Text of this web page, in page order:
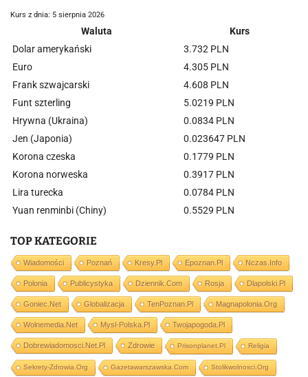
Kurs z dnia: 5 sierpnia 2026
Waluta
Kurs
Dolar amerykański
3.732 PLN
Euro
4.305 PLN
Frank szwajcarski
4.608 PLN
Funt szterling
5.0219 PLN
Hrywna (Ukraina)
0.0834 PLN
Jen (Japonia)
0.023647 PLN
Korona czeska
0.1779 PLN
Korona norweska
0.3917 PLN
Lira turecka
0.0784 PLN
Yuan renminbi (Chiny)
0.5529 PLN
TOP KATEGORIE
Wiadomości Poznań Kresy.pl Epoznan.pl Nczas.info
Polonia Publicystyka Dziennik.com Rosja Dlapolski.pl
Goniec.net Globalizacja TenPoznan.pl Magnapolonia.org
Wolnemedia.net Mysl-Polska.pl Twojapogoda.pl
Dobrewiadomosci.net.pl Zdrowie Prisonplanet.pl Religia
Sekrety-Zdrowia.org Gazetawarszawska.com Stolikwolnosci.org